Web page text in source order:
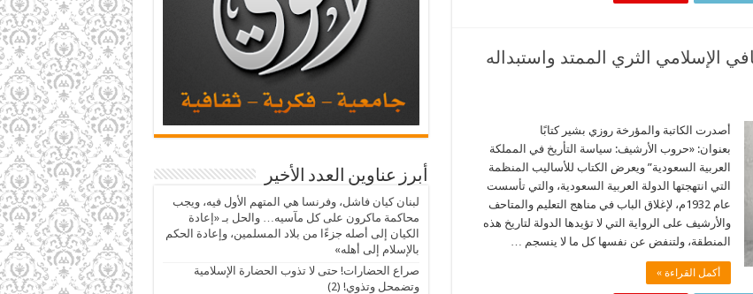
الإسلامي الثري الممتد واستبداله
أصدرت الكاتبة والمؤرخة روزي بشير كتابًا
بعنوان: «حروب الأرشيف: سياسة التأريخ في المملكة
العربية السعودية” ويعرض الكتاب للأساليب المنظمة
التي انتهجتها الدولة العربية السعودية، والتي تأسست
عام 1932م، لإغلاق الباب في مناهج التعليم والمتاحف
والأرشيف على الرواية التي لا تؤيدها الدولة لتاريخ هذه
المنطقة، ولتنفض عن نفسها كل ما لا ينسجم …
أكمل القراءة »
أبرز عناوين العدد الأخير
لبنان كيان فاشل، وفرنسا هي المتهم الأول فيه، ويجب
محاكمة ماكرون على كل مآسيه… والحل بـ «إعادة
الكيان إلى أصله جزءًا من بلاد المسلمين، وإعادة الحكم
بالإسلام إلى أهله»
صراع الحضارات! حتى لا تذوب الحضارة الإسلامية
وتضمحل وتذوي! (2)